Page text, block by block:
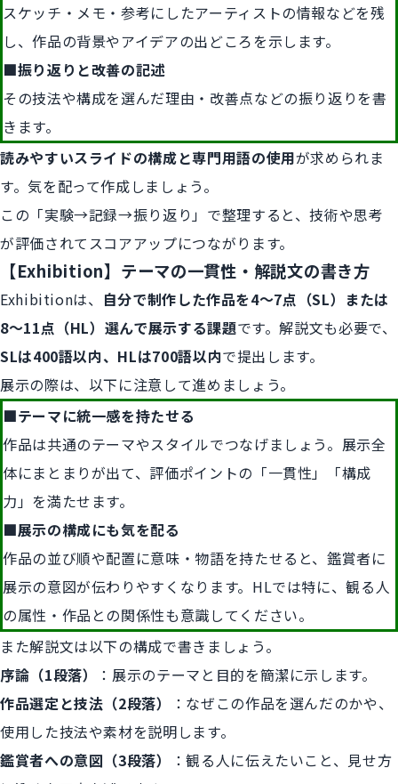
スケッチ・メモ・参考にしたアーティストの情報などを残
し、作品の背景やアイデアの出どころを示します。
■振り返りと改善の記述
その技法や構成を選んだ理由・改善点などの振り返りを書
きます。
読みやすいスライドの構成と専門用語の使用が求められま
す。気を配って作成しましょう。
この「実験→記録→振り返り」で整理すると、技術や思考
が評価されてスコアアップにつながります。
【Exhibition】テーマの一貫性・解説文の書き方
Exhibitionは、 自分で制作した作品を4〜7点（SL）または
8〜11点（HL）選んで展示する課題です。解説文も必要で、
SLは400語以内、HLは700語以内で提出します。
展示の際は、以下に注意して進めましょう。
■テーマに統一感を持たせる
作品は共通のテーマやスタイルでつなげましょう。展示全
体にまとまりが出て、評価ポイントの「一貫性」「構成
力」を満たせます。
■展示の構成にも気を配る
作品の並び順や配置に意味・物語を持たせると、鑑賞者に
展示の意図が伝わりやすくなります。HLでは特に、観る人
の属性・作品との関係性も意識してください。
また解説文は以下の構成で書きましょう。
序論（1段落）
：展示のテーマと目的を簡潔に示します。
作品選定と技法（2段落）
：なぜこの作品を選んだのかや、
使用した技法や素材を説明します。
鑑賞者への意図（3段落）
：観る人に伝えたいこと、見せ方